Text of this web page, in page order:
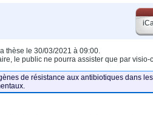
thèse le 30/03/2021 à 09:00.
le public ne pourra assister que par visio-
de résistance aux antibiotiques dans